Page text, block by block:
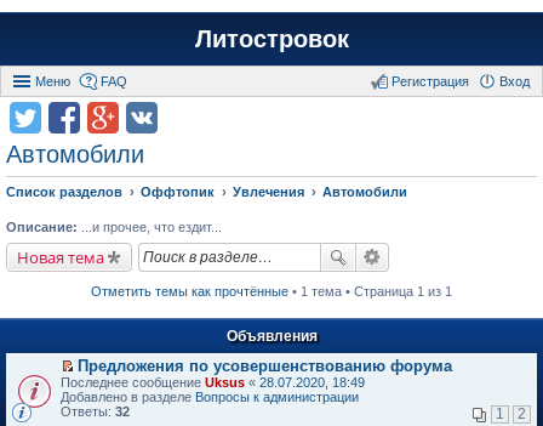
Литостровок
Меню FAQ Вход
Регистрация
Автомобили
Список разделов Оффтопик Увлечения Автомобили
Описание: ...и прочее, что ездит...
Новая тема
Отметить темы как прочтённые • 1 тема • Страница 1 из 1
Объявления
П
е
р
Предложения по усовершенствованию форума
Последнее сообщение Uksus « 28.07.2020, 18:49
Добавлено в разделе Вопросы к администрации
Ответы: 32 1 2